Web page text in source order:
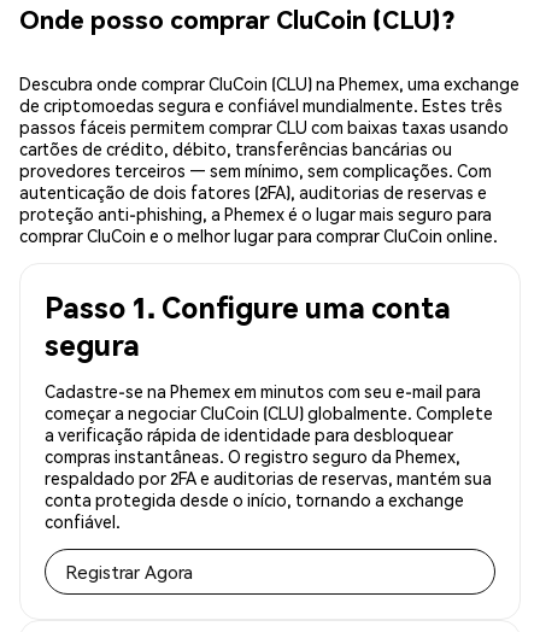
Onde posso comprar CluCoin (CLU)?
Descubra onde comprar CluCoin (CLU) na Phemex, uma exchange
de criptomoedas segura e confiável mundialmente. Estes três
passos fáceis permitem comprar CLU com baixas taxas usando
cartões de crédito, débito, transferências bancárias ou
provedores terceiros — sem mínimo, sem complicações. Com
autenticação de dois fatores (2FA), auditorias de reservas e
proteção anti-phishing, a Phemex é o lugar mais seguro para
comprar CluCoin e o melhor lugar para comprar CluCoin online.
Passo 1. Configure uma conta
segura
Cadastre-se na Phemex em minutos com seu e-mail para
começar a negociar CluCoin (CLU) globalmente. Complete
a verificação rápida de identidade para desbloquear
compras instantâneas. O registro seguro da Phemex,
respaldado por 2FA e auditorias de reservas, mantém sua
conta protegida desde o início, tornando a exchange
confiável.
Registrar Agora